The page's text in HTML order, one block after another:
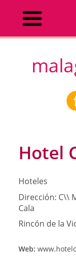
Hotel
Hoteles
Dirección: C\\
Cala
Rincón de la
Web: